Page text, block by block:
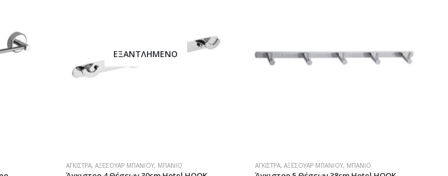
ΕΞΑΝΤΛΗΜΈΝΟ
ΆΓΚΙΣΤΡΑ, ΑΞΕΣΟΥΆΡ ΜΠΆΝΙΟΥ, ΜΠΆΝΙΟ ΆΓΚΙΣΤΡΑ, ΑΞΕΣΟΥΆΡ ΜΠΆΝΙΟΥ, ΜΠΆΝΙΟ